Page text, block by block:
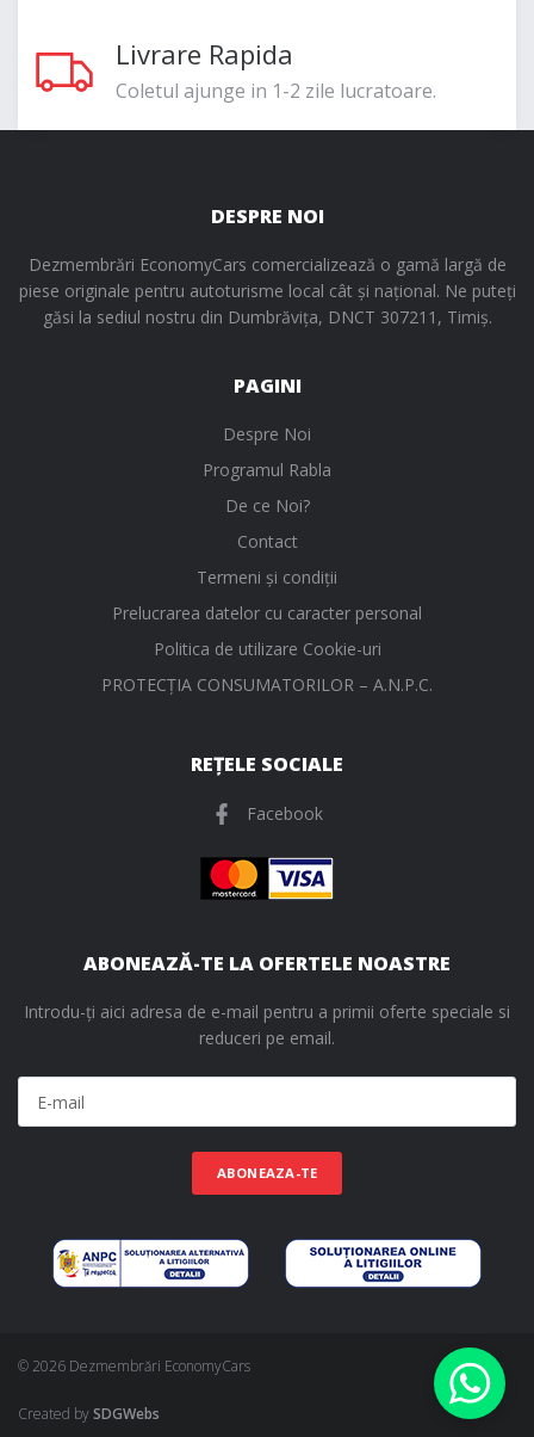
Livrare Rapida
Coletul ajunge in 1-2 zile lucratoare.
DESPRE NOI
Dezmembrări EconomyCars comercializează o gamă largă de
piese originale pentru autoturisme local cât și național. Ne puteți
găsi la sediul nostru din Dumbrăvița, DNCT 307211, Timiș.
PAGINI
Despre Noi
Programul Rabla
De ce Noi?
Contact
Termeni și condiții
Prelucrarea datelor cu caracter personal
Politica de utilizare Cookie-uri
PROTECŢIA CONSUMATORILOR – A.N.P.C.
REȚELE SOCIALE
Facebook
ABONEAZĂ-TE LA OFERTELE NOASTRE
Introdu-ți aici adresa de e-mail pentru a primii oferte speciale si
reduceri pe email.
ABONEAZA-TE
© 2026 Dezmembrări EconomyCars
Created bySDGWebs